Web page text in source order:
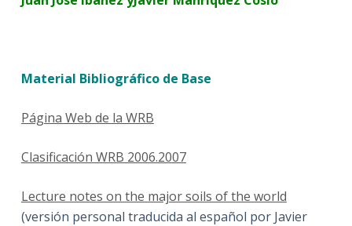
Material Bibliográfico de Base
Página Web de la WRB
Clasificación WRB 2006.2007
Lecture notes on the major soils of the world
(versión personal traducida al español por Javier